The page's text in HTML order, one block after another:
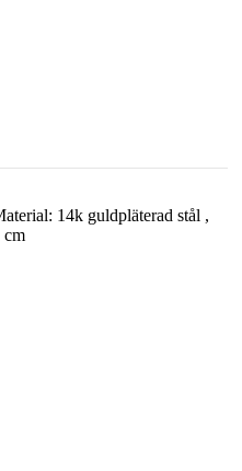
14k guldpläterad stål ,
cm